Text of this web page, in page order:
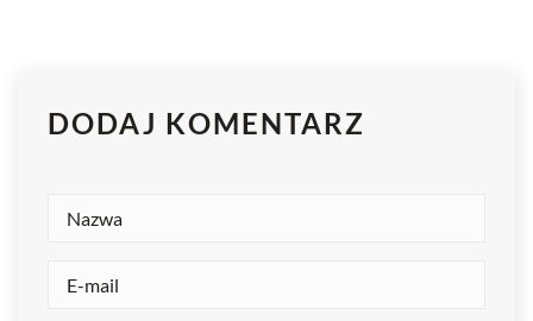
DODAJ KOMENTARZ